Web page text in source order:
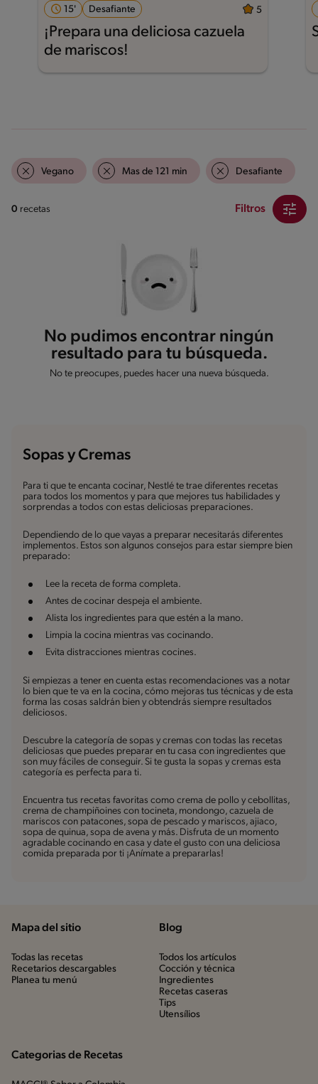
15' Desafiante 5
¡Prepara una deliciosa cazuela
de mariscos!
Vegano Mas de 121 min Desafiante
0 recetas Filtros
No pudimos encontrar ningún
resultado para tu búsqueda.
No te preocupes, puedes hacer una nueva búsqueda.
Sopas y Cremas
Para ti que te encanta cocinar, Nestlé te trae diferentes recetas
para todos los momentos y para que mejores tus habilidades y
sorprendas a todos con estas deliciosas preparaciones.
Dependiendo de lo que vayas a preparar necesitarás diferentes
implementos. Estos son algunos consejos para estar siempre bien
preparado:
Lee la receta de forma completa.
Antes de cocinar despeja el ambiente.
Alista los ingredientes para que estén a la mano.
Limpia la cocina mientras vas cocinando.
Evita distracciones mientras cocines.
Si empiezas a tener en cuenta estas recomendaciones vas a notar
lo bien que te va en la cocina, cómo mejoras tus técnicas y de esta
forma las cosas saldrán bien y obtendrás siempre resultados
deliciosos.
Descubre la categoría de sopas y cremas con todas las recetas
deliciosas que puedes preparar en tu casa con ingredientes que
son muy fáciles de conseguir. Si te gusta la sopas y cremas esta
categoría es perfecta para ti.
Encuentra tus recetas favoritas como crema de pollo y cebollitas,
crema de champiñoines con tocineta, mondongo, cazuela de
mariscos con patacones, sopa de pescado y mariscos, ajiaco,
sopa de quinua, sopa de avena y más. Disfruta de un momento
agradable cocinando en casa y date el gusto con una deliciosa
comida preparada por ti ¡Anímate a prepararlas!
Mapa del sitio
Todas las recetas
Recetarios descargables
Planea tu menú
Blog
Todos los artículos
Cocción y técnica
Ingredientes
Recetas caseras
Tips
Utensílios
Categorias de Recetas